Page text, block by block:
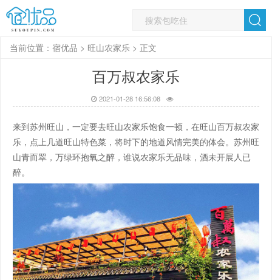
当前位置： 宿优品 > 旺山农家乐 > 正文
百万叔农家乐
2021-01-28 16:56:08
来到苏州旺山，一定要去旺山农家乐饱食一顿，在旺山百万叔农家
乐，点上几道旺山特色菜，将时下的地道风情完美的体会。苏州旺
山青而翠，万绿环抱氧之醉，谁说农家乐无品味，酒未开展人已
醉。